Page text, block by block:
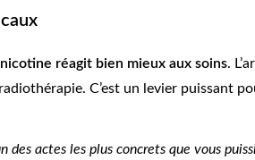
réagit bien mieux aux soins.
C’est un levier puissant
actes les plus concrets que vous